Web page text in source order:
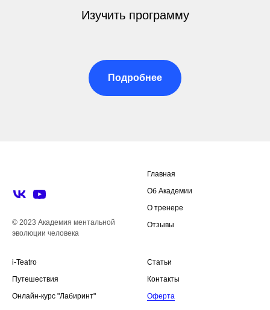
Изучить программу
Подробнее
© 2023 Академия ментальной
эволюции человека
Главная
Об Академии
О тренере
Отзывы
i-Teatro
Путешествия
Онлайн-курс "Лабиринт"
Статьи
Контакты
Оферта